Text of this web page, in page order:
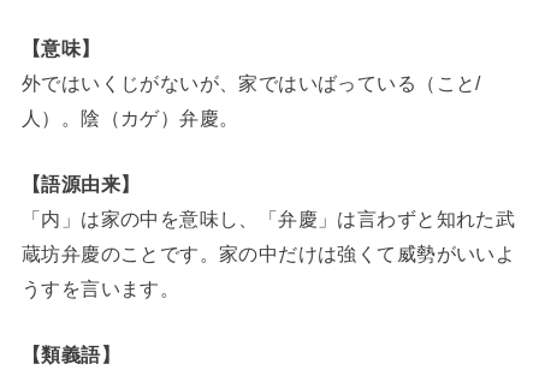
【意味】
外ではいくじがないが、家ではいばっている（こと/
人）。陰（カゲ）弁慶。
【語源由来】
「内」は家の中を意味し、「弁慶」は言わずと知れた武
蔵坊弁慶のことです。家の中だけは強くて威勢がいいよ
うすを言います。
【類義語】